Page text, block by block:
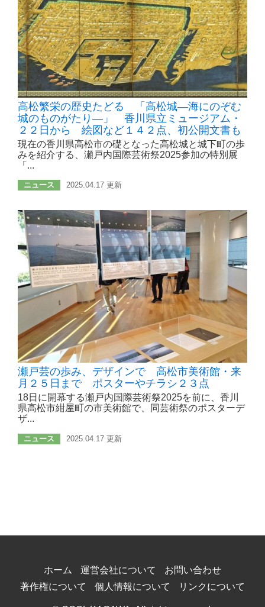
高松繁栄の歴史たどる 「高松城―海にのぞむ
城のものがたり―」 香川県立ミュージアム・
２２日から 絵図など１４２点、初公開文書も
現在の香川県高松市の礎となった高松城と城下町の歩
みを紹介する、瀬戸内国際芸術祭2025参加の特別展
「...
ニュース 2025.04.17 更新
瀬戸芸の歩み、デザインで 高松市美術館・来
月２５日まで ポスターやチラシ２３点
18日に開幕する瀬戸内国際芸術祭2025を前に、香川
県高松市紺屋町の市美術館で、同芸術祭のポスターデ
ザ...
ニュース 2025.04.17 更新
ホーム 運営会社について
お問い合わせ
著作権について
個人情報について リンクについて